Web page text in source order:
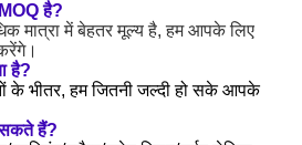
है?
मात्रा में बेहतर मूल्य है, हम आपके लिए
है?
के भीतर, हम जितनी जल्दी हो सके आपके
सकते हैं?